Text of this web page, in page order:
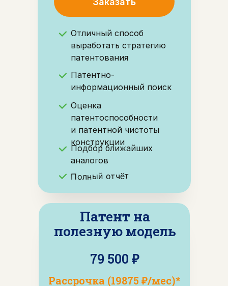
Патентно-
информационный поиск
Подбор ближайших
аналогов
Оценка
патентоспособности
и патентной чистоты
конструкции
79 500 ₽
Патент на
полезную модель
Рассрочка (19875 ₽/мес)*
Полный отчёт
Отличный способ
выработать стратегию
патентования